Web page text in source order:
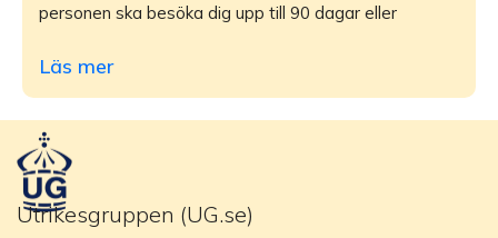
personen ska besöka dig upp till 90 dagar eller
Läs mer
Utrikesgruppen (UG.se)